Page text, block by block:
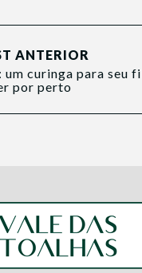
ANTERIOR
curinga para seu
por perto